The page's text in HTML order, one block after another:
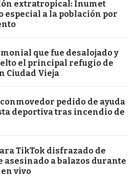
extratropical: Inumet
especial a la población por
que fue desalojado y
el principal refugio de
Ciudad Vieja
pedido de ayuda
deportiva tras incendio de
TikTok disfrazado de
asesinado a balazos durante
vivo